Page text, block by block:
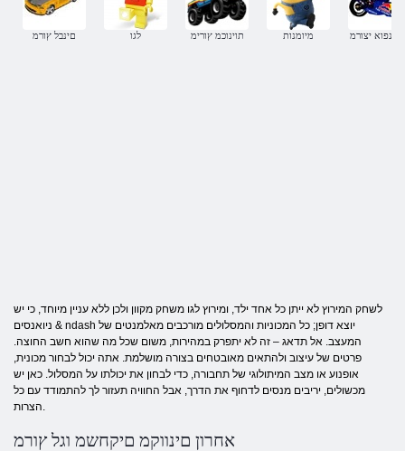
םינבל ץורמ לגו תוינוכמ ץורימ מיומנות יצורמ
לשחק המירוץ לא ייתן כל אחד ילד, ומירוץ לגו משחק מקוון ולכן ללא עניין מיוחד, כי יש
ניואנסים & ndash יוצא דופן; כל המכוניות והמסלולים מורכבים מאלמנטים של
המעצב. אל תדאג – זה לא יתפרק במהירות, משום שכל מה שהוא חשב החוצה.
פרטים של עיצוב ולהתאים מאובטחים בצורה מושלמת. אתה יכול לבחור מכונית,
אופנוע או מצב המיתולוגי של תחבורה, כדי לבחון את יכולתו על המסלול. כאן יש
מכשולים, יריבים מנסים לדחוף את הדרך, אבל החוויה תעזור לך להתמודד עם כל
אחרון םינווקמ םיקחשמ וגל ץורמ